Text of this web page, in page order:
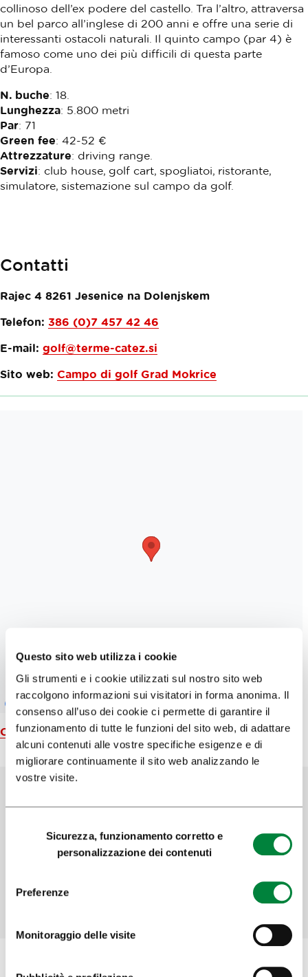
Questo sito web utilizza i cookie
Gli strumenti e i cookie utilizzati sul nostro sito web
raccolgono informazioni sui visitatori in forma anonima. Il
consenso all’uso dei cookie ci permette di garantire il
funzionamento di tutte le funzioni del sito web, di adattare
alcuni contenuti alle vostre specifiche esigenze e di
migliorare continuamente il sito web analizzando le
vostre visite.
Sicurezza, funzionamento corretto e
personalizzazione dei contenuti
Preferenze
Monitoraggio delle visite
collinoso dell’ex podere del castello. Tra l’altro, attraversa
un bel parco all’inglese di 200 anni e offre una serie di
interessanti ostacoli naturali. Il quinto campo (par 4) è
famoso come uno dei più difficili di questa parte
d’Europa.
N. buche: 18.
Lunghezza: 5.800 metri
Par: 71
Green fee: 42-52 €
Attrezzature: driving range.
Servizi: club house, golf cart, spogliatoi, ristorante,
simulatore, sistemazione sul campo da golf.
Contatti
Rajec 4 8261 Jesenice na Dolenjskem
Telefon: 386 (0)7 457 42 46
E-mail: golf@terme-catez.si
Sito web: Campo di golf Grad Mokrice
Carta geografica
Hai trovato le informazioni che cercavi?
SÌ